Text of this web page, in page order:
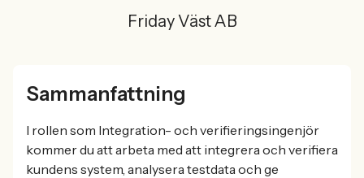
Friday Väst AB
Sammanfattning
I rollen som Integration- och verifieringsingenjör
kommer du att arbeta med att integrera och verifiera
kundens system, analysera testdata och ge